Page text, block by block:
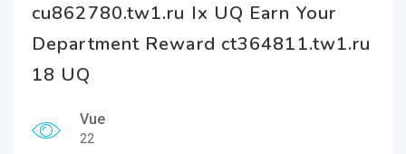
cu862780.tw1.ru Ix UQ Earn Your
Department Reward ct364811.tw1.ru
18 UQ
Vue
22